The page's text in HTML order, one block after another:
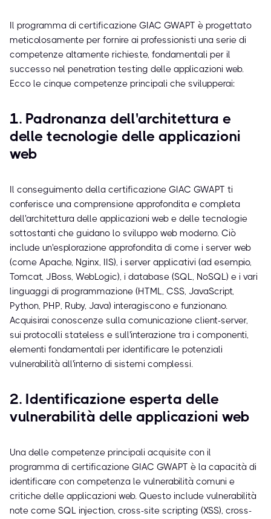
Il programma di certificazione GIAC GWAPT è progettato
meticolosamente per fornire ai professionisti una serie di
competenze altamente richieste, fondamentali per il
successo nel penetration testing delle applicazioni web.
Ecco le cinque competenze principali che svilupperai:
1. Padronanza dell'architettura e
delle tecnologie delle applicazioni
web
Il conseguimento della certificazione GIAC GWAPT ti
conferisce una comprensione approfondita e completa
dell'architettura delle applicazioni web e delle tecnologie
sottostanti che guidano lo sviluppo web moderno. Ciò
include un'esplorazione approfondita di come i server web
(come Apache, Nginx, IIS), i server applicativi (ad esempio,
Tomcat, JBoss, WebLogic), i database (SQL, NoSQL) e i vari
linguaggi di programmazione (HTML, CSS, JavaScript,
Python, PHP, Ruby, Java) interagiscono e funzionano.
Acquisirai conoscenze sulla comunicazione client-server,
sui protocolli stateless e sull'interazione tra i componenti,
elementi fondamentali per identificare le potenziali
vulnerabilità all'interno di sistemi complessi.
2. Identificazione esperta delle
vulnerabilità delle applicazioni web
Una delle competenze principali acquisite con il
programma di certificazione GIAC GWAPT è la capacità di
identificare con competenza le vulnerabilità comuni e
critiche delle applicazioni web. Questo include vulnerabilità
note come SQL injection, cross-site scripting (XSS), cross-